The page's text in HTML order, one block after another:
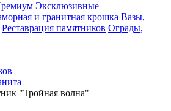
Эксклюзивные
и гранитная крошка Вазы,
Реставрация памятников Ограды,
"Тройная волна"